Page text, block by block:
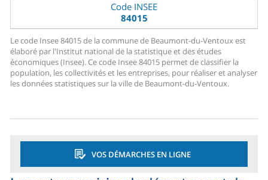
Code INSEE
84015
Le code Insee 84015 de la commune de Beaumont-du-Ventoux est
élaboré par l'Institut national de la statistique et des études
économiques (Insee). Ce code Insee 84015 permet de classifier la
population, les collectivités et les entreprises, pour réaliser et analyser
les données statistiques sur la ville de Beaumont-du-Ventoux.
VOS DÉMARCHES EN LIGNE